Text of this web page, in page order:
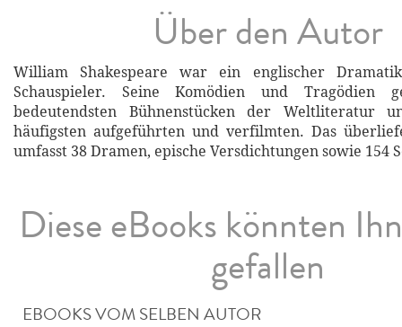
Über den Autor
William Shakespeare war ein englischer
Schauspieler. Seine Komödien und Tragödien
bedeutendsten Bühnenstücken der Weltliteratur
häufigsten aufgeführten und verfilmten. Das
umfasst 38 Dramen, epische Versdichtungen sowie 154
Diese eBooks könnten
gefallen
EBOOKS VOM SELBEN AUTOR